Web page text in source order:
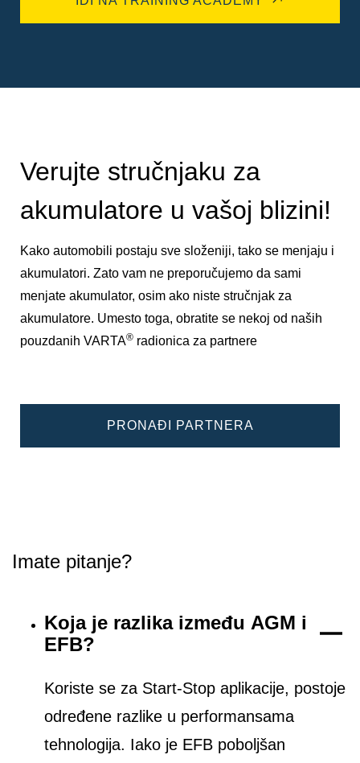
Verujte stručnjaku za
akumulatore u vašoj blizini!
Kako automobili postaju sve složeniji, tako se menjaju i
akumulatori. Zato vam ne preporučujemo da sami
menjate akumulator, osim ako niste stručnjak za
akumulatore. Umesto toga, obratite se nekoj od naših
pouzdanih VARTA® radionica za partnere
PRONAĐI PARTNERA
Imate pitanje?
Koja je razlika između AGM i
EFB?
Koriste se za Start-Stop aplikacije, postoje
određene razlike u performansama
tehnologija. Iako je EFB poboljšan